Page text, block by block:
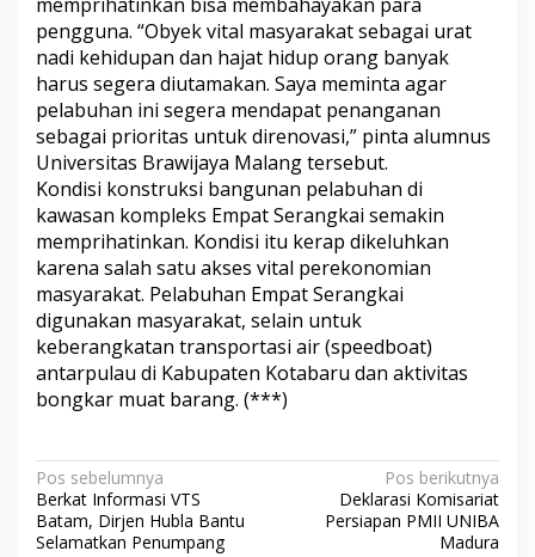
i
n
t
a
e
g
e
r
a
D
i
p
e
r
b
a
i
k
pengguna. “Obyek vital masyarakat sebagai urat
nadi kehidupan dan hajat hidup orang banyak
harus segera diutamakan. Saya meminta agar
pelabuhan ini segera mendapat penanganan
sebagai prioritas untuk direnovasi,” pinta alumnus
Universitas Brawijaya Malang tersebut.
Kondisi konstruksi bangunan pelabuhan di
kawasan kompleks Empat Serangkai semakin
memprihatinkan. Kondisi itu kerap dikeluhkan
karena salah satu akses vital perekonomian
masyarakat. Pelabuhan Empat Serangkai
digunakan masyarakat, selain untuk
keberangkatan transportasi air (speedboat)
antarpulau di Kabupaten Kotabaru dan aktivitas
bongkar muat barang. (***)
N
a
Pos sebelumnya
Berkat Informasi VTS
Batam, Dirjen Hubla Bantu
Selamatkan Penumpang
Pos berikutnya
Deklarasi Komisariat
Persiapan PMII UNIBA
Madura